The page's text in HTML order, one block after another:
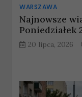
WARSZAWA
Najnowsze
Poniedziałek
20 lipca, 2026